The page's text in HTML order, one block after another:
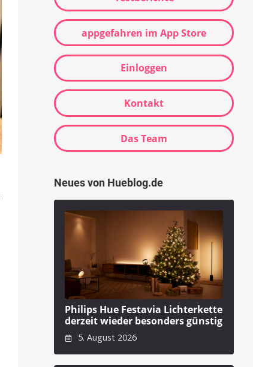
appgefahren im App Store
Einloggen
Kontakt
Das Team
Neues von Hueblog.de
Philips Hue Festavia Lichterkette
derzeit wieder besonders günstig
5. August 2026